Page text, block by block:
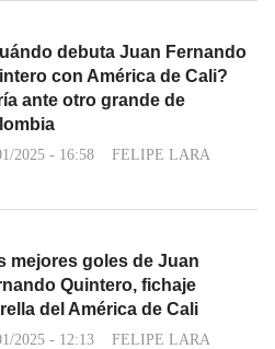
debuta Juan Fernando
con América de Cali?
ante otro grande de
2025 - 16:58 FELIPE LARA
mejores goles de Juan
Quintero, fichaje
del América de Cali
2025 - 12:13 FELIPE LARA